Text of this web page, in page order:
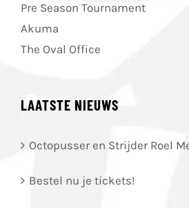
Pre Season Tournament
Akuma
The Oval Office
LAATSTE NIEUWS
Octopusser en Strijder Roel
Bestel nu je tickets!